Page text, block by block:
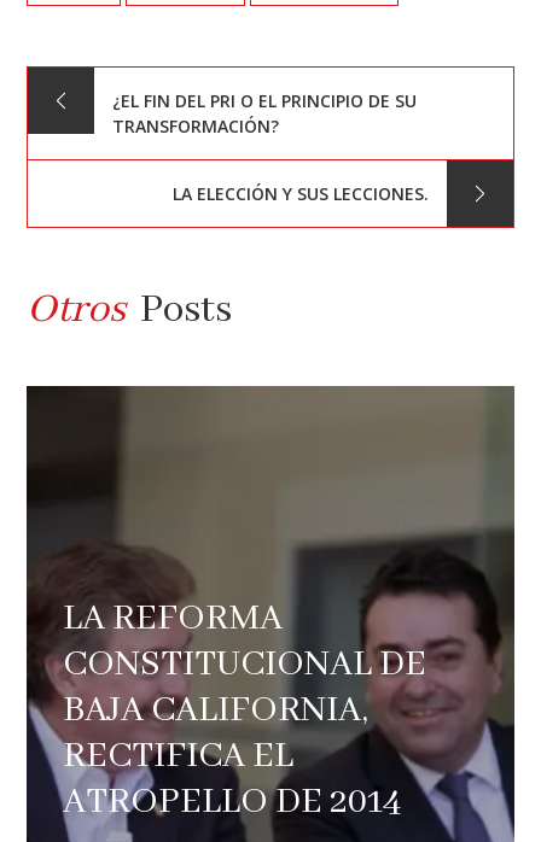
Navegación
de
entradas
¿EL FIN DEL PRI O EL PRINCIPIO DE SU
TRANSFORMACIÓN?
LA ELECCIÓN Y SUS LECCIONES.
Otros Posts
LA REFORMA
CONSTITUCIONAL DE
BAJA CALIFORNIA,
RECTIFICA EL
ATROPELLO DE 2014